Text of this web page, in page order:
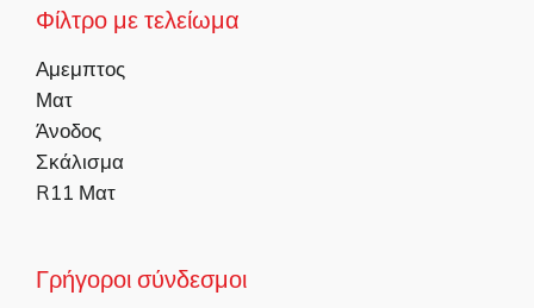
Φίλτρο με τελείωμα
Αμεμπτος
Ματ
Άνοδος
Σκάλισμα
R11 Ματ
Γρήγοροι σύνδεσμοι